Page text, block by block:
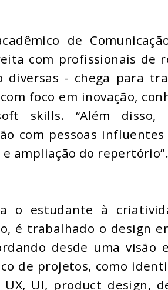
de
com profissionais de
diversas - chega para
foco em inovação,
skills. “Além
com pessoas
ampliação do repertório”.
o estudante à
é trabalhado o design
desde uma visão
de projetos, como
UI, product design,